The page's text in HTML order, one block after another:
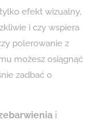
efekt wizualny,
i czy wspiera
polerowanie z
możesz osiągnąć
zadbać o
i